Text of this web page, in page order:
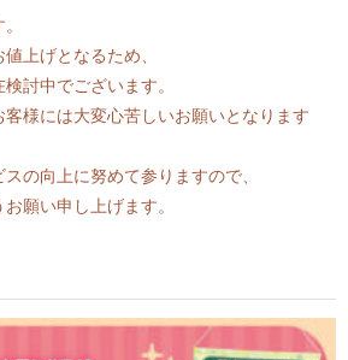
上げとなるため、
討中でございます。
様には大変心苦しいお願いとなります
の向上に努めて参りますので、
願い申し上げます。